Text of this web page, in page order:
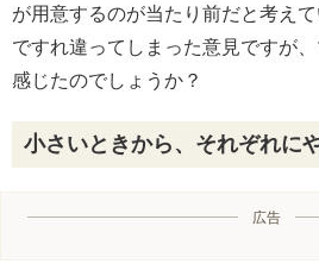
が用意するのが当たり前だと考え
ですれ違ってしまった意見ですが
感じたのでしょうか？
小さいときから、それぞれに
広告